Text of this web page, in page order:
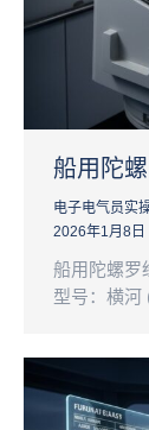
船用陀
电子电气员实
2026年1月8日
船用陀螺罗
型号：横河